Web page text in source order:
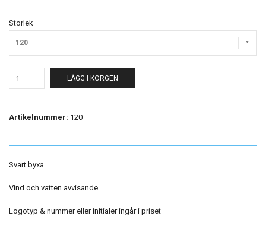
Storlek
120
LÄGG I KORGEN
Artikelnummer: 120
Svart byxa
Vind och vatten avvisande
Logotyp & nummer eller initialer ingår i priset